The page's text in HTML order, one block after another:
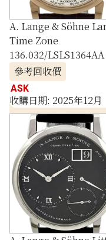
A. Lange & Söhne
Time Zone
136.032/LSLS1364AA
參考回收價
ASK
收購日期: 2025年12月